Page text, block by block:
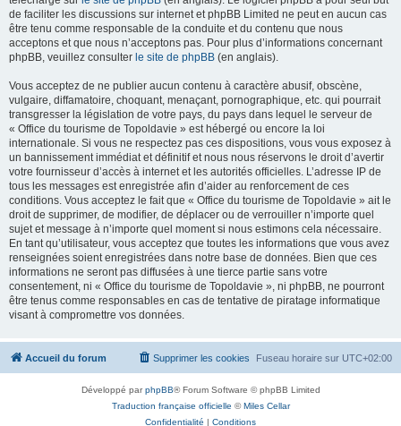
de faciliter les discussions sur internet et phpBB Limited ne peut en aucun cas
être tenu comme responsable de la conduite et du contenu que nous
acceptons et que nous n’acceptons pas. Pour plus d’informations concernant
phpBB, veuillez consulter le site de phpBB (en anglais).
Vous acceptez de ne publier aucun contenu à caractère abusif, obscène,
vulgaire, diffamatoire, choquant, menaçant, pornographique, etc. qui pourrait
transgresser la législation de votre pays, du pays dans lequel le serveur de
« Office du tourisme de Topoldavie » est hébergé ou encore la loi
internationale. Si vous ne respectez pas ces dispositions, vous vous exposez à
un bannissement immédiat et définitif et nous nous réservons le droit d’avertir
votre fournisseur d’accès à internet et les autorités officielles. L’adresse IP de
tous les messages est enregistrée afin d’aider au renforcement de ces
conditions. Vous acceptez le fait que « Office du tourisme de Topoldavie » ait le
droit de supprimer, de modifier, de déplacer ou de verrouiller n’importe quel
sujet et message à n’importe quel moment si nous estimons cela nécessaire.
En tant qu’utilisateur, vous acceptez que toutes les informations que vous avez
renseignées soient enregistrées dans notre base de données. Bien que ces
informations ne seront pas diffusées à une tierce partie sans votre
consentement, ni « Office du tourisme de Topoldavie », ni phpBB, ne pourront
être tenus comme responsables en cas de tentative de piratage informatique
visant à compromettre vos données.
Accueil du forum Fuseau horaire sur UTC+02:00
Supprimer les cookies
Développé parphpBB® Forum Software © phpBB Limited
Traduction française officielle ©Miles Cellar
Confidentialité | Conditions